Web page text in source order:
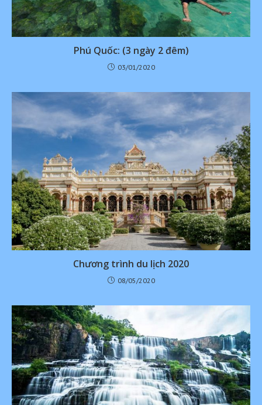
Phú Quốc: (3 ngày 2 đêm)
03/01/2020
Chương trình du lịch 2020
08/05/2020